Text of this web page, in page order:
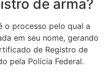
de arma?
o processo pelo qual a
em seu nome, gerando
de Registro de
pela Polícia Federal.